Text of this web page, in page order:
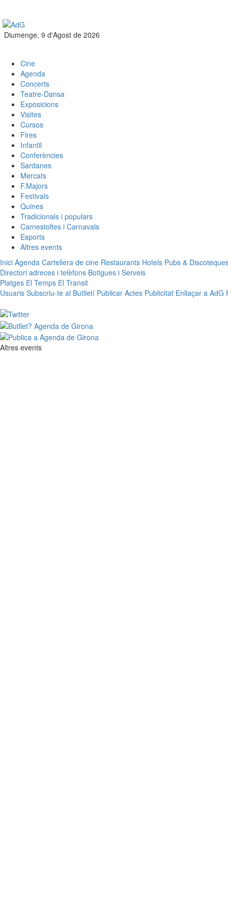
Diumenge, 9 d'Agost de 2026
Cine
Agenda
Concerts
Teatre-Dansa
Exposicions
Visites
Cursos
Fires
Infantil
Conferències
Sardanes
Mercats
F.Majors
Festivals
Quines
Tradicionals i populars
Carnestoltes i Carnavals
Esports
Altres events
Inici Agenda Cartellera de cine Restaurants Hotels Pubs &
Directori adreces i telèfons Botigues i Serveis
Platges El Temps El Transit
Usuaris Subscriu-te al Butlletí Publicar Actes Publicitat Enllaçar a AdG
Altres events